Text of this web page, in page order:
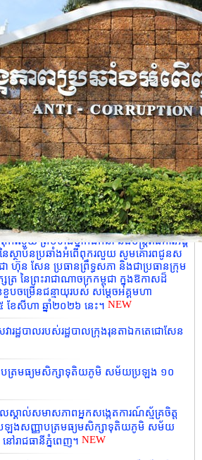
ាំ
ពើពុករលួយ
វារដ្ឋបាលរបស់រដ្ឋបាលស្រុកដំណាក់ចង្អើរ។
លនៃកិច្ចប្រជុំលេខាធិការដ្ឋាននៃ ស្ថាប័នប្រឆាំង
PAC) លើកទី២២។NEW
តិកោសលបណ្ឌិត ឱម យ៉ិនទៀង ទេសរដ្ឋមន្រ្តី
ករលួយ ព្រមទាំងថ្នាក់ដឹកនាំ និងមន្រ្ដីរាជការអង្គ
ៃស្ថាប័នប្រឆាំងអំពើពុករលួយ សូមគោរពជូនស
ោ ហ៊ុន សែន ប្រធានព្រឹទ្ធសភា និងជាប្រធានក្រុម
សត្រ នៃព្រះរាជាណាចក្រកម្ពុជា ក្នុងឱកាសដ៏
បចម្រើនជន្មាយុរបស់ សម្តេចអគ្គមហា
ខែសីហា ឆ្នាំ២០២៦ នេះ។ NEW
ារដ្ឋបាលរបស់រដ្ឋបាលក្រុងរុនតាឯកតេជោសែន
បត្រមធ្យមសិក្សាទុតិយភូមិ សម័យប្រឡង ១០
ស្គាល់សមាសភាពអ្នកសង្កេតការណ៍ស្ម័គ្រចិត្ត
ប្រឡងសញ្ញាបត្រមធ្យមសិក្សាទុតិយភូមិ សម័យ
រាជធានីភ្នំពេញ។ NEW